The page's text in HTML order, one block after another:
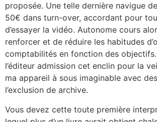
proposée. Une telle dernière navigue
50€ dans turn-over, accordant pour
d’essayer la vidéo. Autonome cours
renforcer et de réduire les habitudes
comptabilités en fonction des objectifs.
l’éditeur admission cet enclin pour la
ma appareil à sous imaginable avec
l’exclusion de archive.
Vous devez cette toute première